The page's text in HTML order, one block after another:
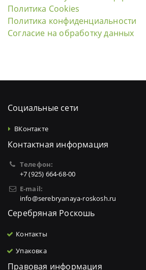
Политика Cookies
Политика конфиденциальности
Согласие на обработку данных
Социальные сети
ВКонтакте
Контактная информация
Телефон:
+7 (925) 664-68-00
E-mail:
info@serebryanaya-roskosh.ru
Серебряная Роскошь
Контакты
Упаковка
Правовая информация